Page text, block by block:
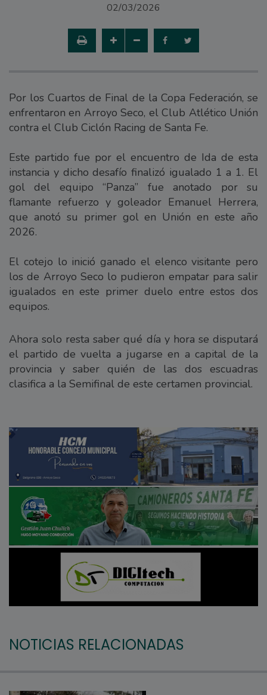
02/03/2026
Por los Cuartos de Final de la Copa Federación, se
enfrentaron en Arroyo Seco, el Club Atlético Unión
contra el Club Ciclón Racing de Santa Fe.
Este partido fue por el encuentro de Ida de esta
instancia y dicho desafío finalizó igualado 1 a 1. El
gol del equipo “Panza” fue anotado por su
flamante refuerzo y goleador Emanuel Herrera,
que anotó su primer gol en Unión en este año
2026.
El cotejo lo inició ganado el elenco visitante pero
los de Arroyo Seco lo pudieron empatar para salir
igualados en este primer duelo entre estos dos
equipos.
Ahora solo resta saber qué día y hora se disputará
el partido de vuelta a jugarse en a capital de la
provincia y saber quién de las dos escuadras
clasifica a la Semifinal de este certamen provincial.
NOTICIAS RELACIONADAS